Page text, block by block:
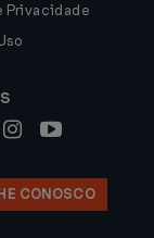
Privacidade
CONOSCO